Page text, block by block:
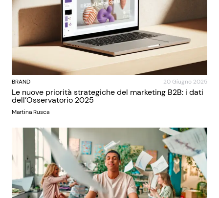
BRAND 20 Giugno 2025
Le nuove priorità strategiche del marketing B2B: i dati
dell’Osservatorio 2025
Martina Rusca